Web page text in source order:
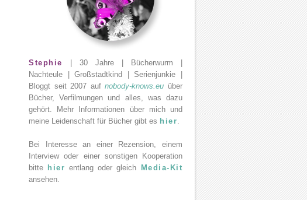
Stephie | 30 Jahre | Bücherwurm |
Nachteule | Großstadtkind | Serienjunkie |
Bloggt seit 2007 aufnobody-knows.eu über
Bücher, Verfilmungen und alles, was dazu
gehört. Mehr Informationen über mich und
meine Leidenschaft für Bücher gibt es hier.
Bei Interesse an einer Rezension, einem
Interview oder einer sonstigen Kooperation
bitte hier entlang oder gleich
Media-Kit
ansehen.